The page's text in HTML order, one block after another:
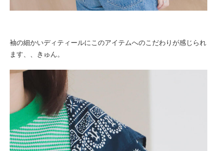
袖の細かいディティールにこのアイテムへのこだわりが感じられ
ます、、きゅん。